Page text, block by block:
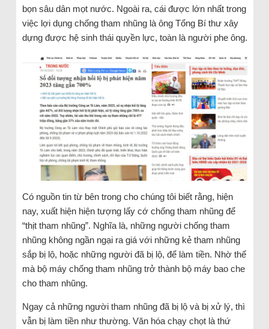
bọn sâu dân mọt nước. Ngoài ra, cái được lớn nhất trong
việc lợi dụng chống tham nhũng là ông Tổng Bí thư xây
dựng được hệ sinh thái quyền lực, toàn là người phe ông.
Có nguồn tin từ bên trong cho chúng tôi biết rằng, hiện
nay, xuất hiện hiện tượng lấy cớ chống tham nhũng để
“thịt tham nhũng”. Nghĩa là, những người chống tham
nhũng không ngần ngại ra giá với những kẻ tham nhũng
sắp bị lộ, hoặc những người đã bị lộ, để làm tiền. Nhờ thế
mà bộ máy chống tham nhũng trở thành bộ máy bao che
cho tham nhũng.
Ngay cả những người tham nhũng đã bị lộ và bị xử lý, thì
vẫn bị làm tiền như thường. Văn hóa chạy chọt là thứ